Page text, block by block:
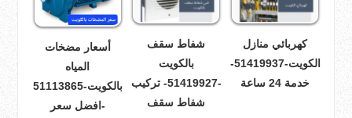
كهربائي منازل
الكويت-51419937-
خدمة 24 ساعة
شفاط سقف
بالكويت
-51419927- تركيب
شفاط سقف
أسعار مضخات
المياه
بالكويت-51113865
-افضل سعر